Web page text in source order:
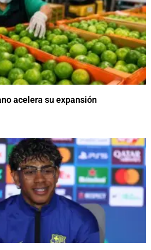
acelera su expansión